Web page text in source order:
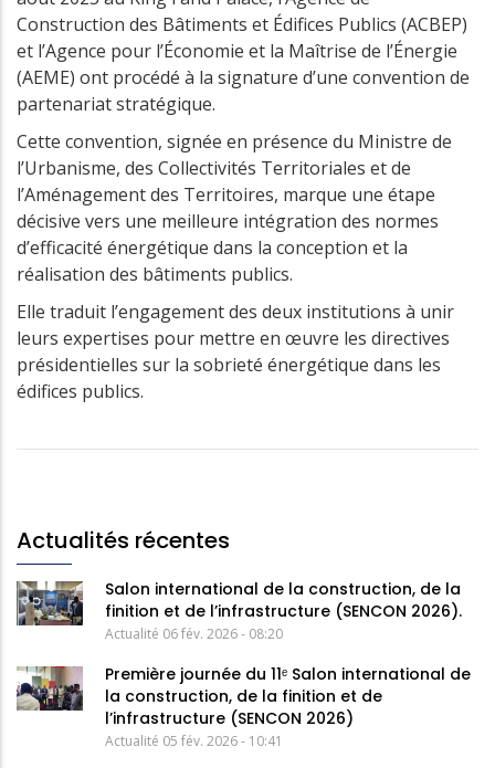
Construction des Bâtiments et Édifices Publics (ACBEP)
et l’Agence pour l’Économie et la Maîtrise de l’Énergie
(AEME) ont procédé à la signature d’une convention de
partenariat stratégique.
Cette convention, signée en présence du Ministre de
l’Urbanisme, des Collectivités Territoriales et de
l’Aménagement des Territoires, marque une étape
décisive vers une meilleure intégration des normes
d’efficacité énergétique dans la conception et la
réalisation des bâtiments publics.
Elle traduit l’engagement des deux institutions à unir
leurs expertises pour mettre en œuvre les directives
présidentielles sur la sobrieté énergétique dans les
édifices publics.
Actualités récentes
Salon international de la construction, de la
finition et de l’infrastructure (SENCON 2026).
Actualité 06 fév. 2026 - 08:20
Première journée du 11ᵉ Salon international de
la construction, de la finition et de
l’infrastructure (SENCON 2026)
Actualité 05 fév. 2026 - 10:41